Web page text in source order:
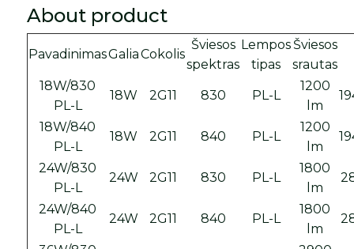
About product
PavadinimasGaliaCokolis
Šviesos
spektras
Lempos
tipas
Šviesos
srautas
18W/830
PL-L
18W 2G11 830 PL-L
1200
lm
18W/840
PL-L
18W 2G11 840 PL-L
1200
lm
24W/830
PL-L
24W 2G11 830 PL-L
1800
lm
24W/840
PL-L
24W 2G11 840 PL-L
1800
lm